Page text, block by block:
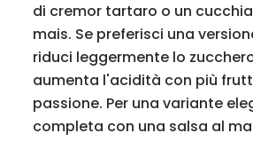
di cremor tartaro o un
mais. Se preferisci una
riduci leggermente lo
aumenta l'acidità con più
passione. Per una variante
completa con una salsa al